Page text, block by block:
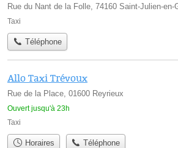
Rue du Nant de la Folle, 74160 Saint-Julien-en-
Taxi
Téléphone
Allo Taxi Trévoux
Rue de la Place, 01600 Reyrieux
Ouvert jusqu'à 23h
Taxi
Horaires Téléphone